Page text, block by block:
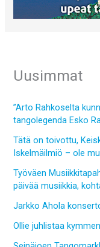
Uusimmat
”Arto Rahkoselta
tangolegenda Esko
Tätä on toivottu,
Iskelmäilmiö – ole
Työväen
päivää musiikkia,
Jarkko Ahola
Ollie juhlistaa